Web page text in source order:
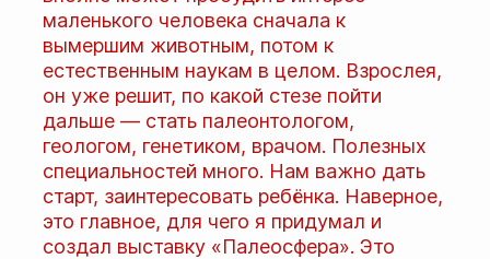
маленького человека сначала к
вымершим животным, потом к
естественным наукам в целом. Взрослея,
он уже решит, по какой стезе пойти
дальше — стать палеонтологом,
геологом, генетиком, врачом. Полезных
специальностей много. Нам важно дать
старт, заинтересовать ребёнка. Наверное,
это главное, для чего я придумал и
создал выставку «Палеосфера». Это